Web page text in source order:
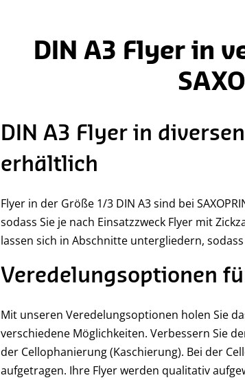
DIN A3 Flyer in
DIN A3 Flyer in
erhältlich
Flyer in der Größe 1/3 DIN A3 sind bei
sodass Sie je nach Einsatzzweck Flyer mit
lassen sich in Abschnitte untergliedern,
Veredelungsoptionen
Mit unseren Veredelungsoptionen holen Sie
verschiedene Möglichkeiten. Verbessern Sie
der Cellophanierung (Kaschierung). Bei der
aufgetragen. Ihre Flyer werden qualitativ